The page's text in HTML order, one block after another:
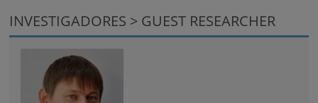
INVESTIGADORES > GUEST RESEARCHER